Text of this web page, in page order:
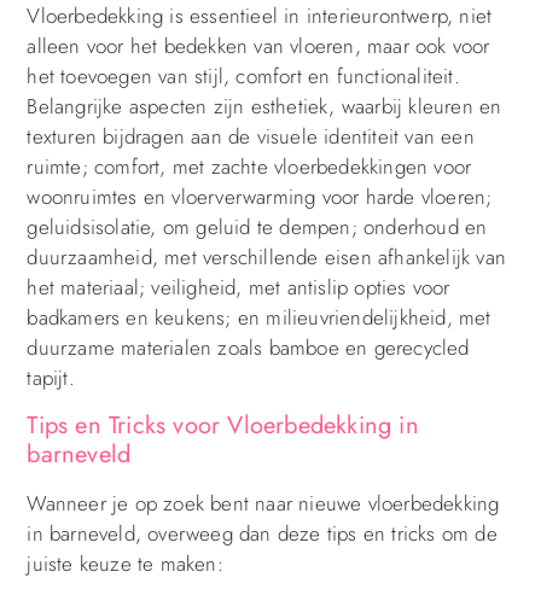
Vloerbedekking is essentieel in interieurontwerp, niet
alleen voor het bedekken van vloeren, maar ook voor
het toevoegen van stijl, comfort en functionaliteit.
Belangrijke aspecten zijn esthetiek, waarbij kleuren en
texturen bijdragen aan de visuele identiteit van een
ruimte; comfort, met zachte vloerbedekkingen voor
woonruimtes en vloerverwarming voor harde vloeren;
geluidsisolatie, om geluid te dempen; onderhoud en
duurzaamheid, met verschillende eisen afhankelijk van
het materiaal; veiligheid, met antislip opties voor
badkamers en keukens; en milieuvriendelijkheid, met
duurzame materialen zoals bamboe en gerecycled
tapijt.
Tips en Tricks voor Vloerbedekking in
barneveld
Wanneer je op zoek bent naar nieuwe vloerbedekking
in barneveld, overweeg dan deze tips en tricks om de
juiste keuze te maken: